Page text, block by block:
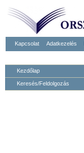
Kapcsolat Adatkezelés
Kezdőlap
Keresés/Feldolgozás